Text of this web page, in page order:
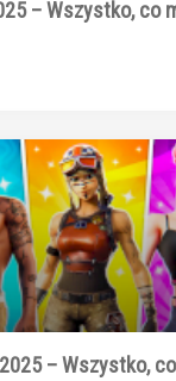
– Wszystko, co
– Wszystko,